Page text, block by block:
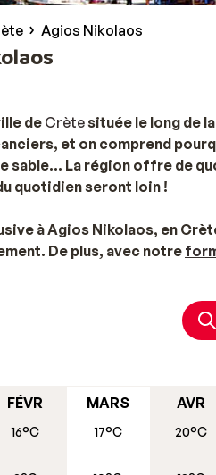
Agios Nikolaos
de Crètesituée le long de
et on comprend
sable… La région offre de
quotidien seront loin !
à Agios Nikolaos, en
De plus, avec notre
inclus et les boissons sont
petit lac Voulismeni, situé au
succèdent. Idéal pour faire
vous pourrez aussi profiter
expositions... Si vous vous
FÉVR
16°C
MARS
17°C
AVR
20°C